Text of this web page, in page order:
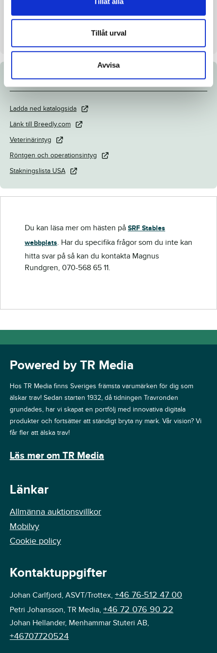
Tillåt urval
Avvisa
SRF Stable
Säljare
SRF Stable
Silvåkra gård, Klippan
Dokument
Ladda ned katalogsida
Länk till Breedly.com
Veterinärintyg
Röntgen och operationsintyg
Stakningslista USA
Du kan läsa mer om hästen på SRF Stables
webbplats. Har du specifika frågor som du inte kan
hitta svar på så kan du kontakta Magnus
Rundgren, 070-568 65 11.
Powered by TR Media
Hos TR Media finns Sveriges främsta varumärken för dig som
älskar trav! Sedan starten 1932, då tidningen Travronden
grundades, har vi skapat en portfölj med innovativa digitala
produkter och fortsätter att ständigt bryta ny mark. Vår vision? Vi
får fler att älska trav!
Läs mer om TR Media
Länkar
Allmänna auktionsvillkor
Mobilvy
Cookie policy
Kontaktuppgifter
Johan Carlfjord, ASVT/Trottex, +46 76-512 47 00
Petri Johansson, TR Media, +46 72 076 90 22
Johan Hellander, Menhammar Stuteri AB,
+46707720524